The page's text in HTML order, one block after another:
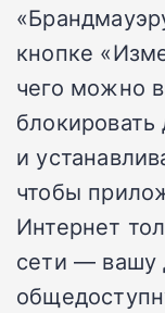
кнопке
чего можно
и
чтобы
Интернет
сети —